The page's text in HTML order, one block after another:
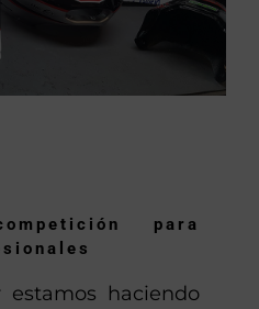
para
haciendo